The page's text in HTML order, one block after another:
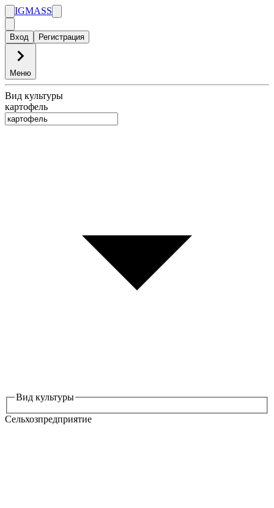
IGMASS
Вход Регистрация
Меню
Вид культуры
картофель
Вид культуры
Сельхозпредприятие